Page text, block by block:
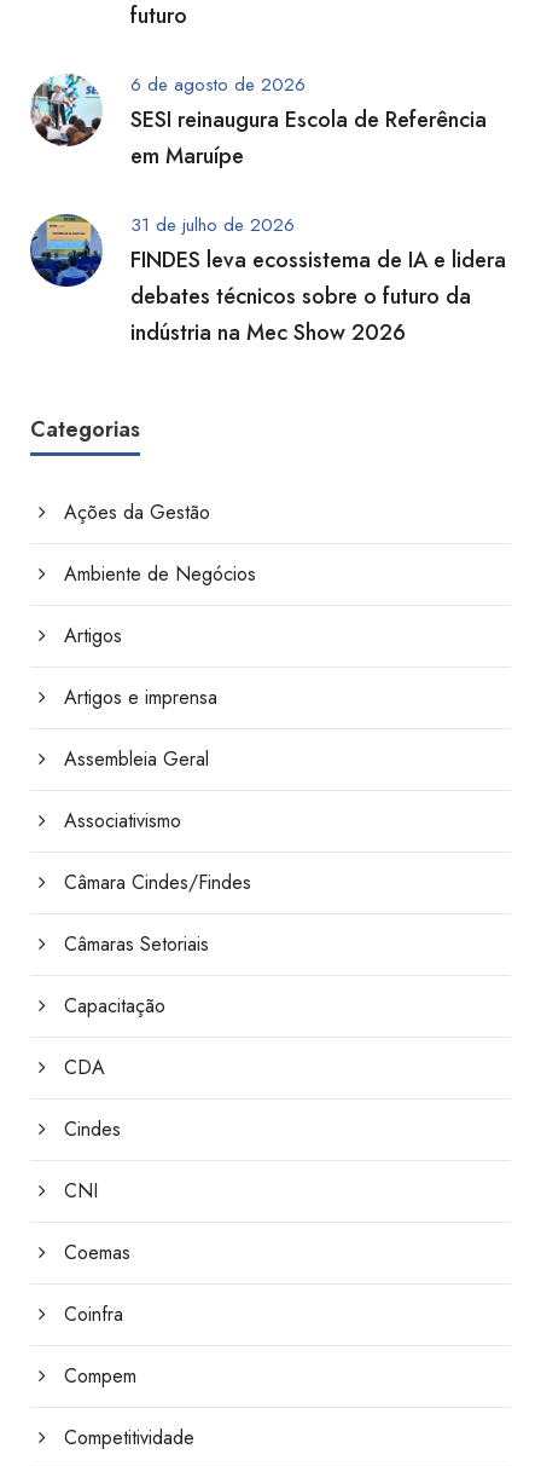
futuro
6 de agosto de 2026
SESI reinaugura Escola de Referência
em Maruípe
31 de julho de 2026
FINDES leva ecossistema de IA e lidera
debates técnicos sobre o futuro da
indústria na Mec Show 2026
Categorias
Ações da Gestão
Ambiente de Negócios
Artigos
Artigos e imprensa
Assembleia Geral
Associativismo
Câmara Cindes/Findes
Câmaras Setoriais
Capacitação
CDA
Cindes
CNI
Coemas
Coinfra
Compem
Competitividade